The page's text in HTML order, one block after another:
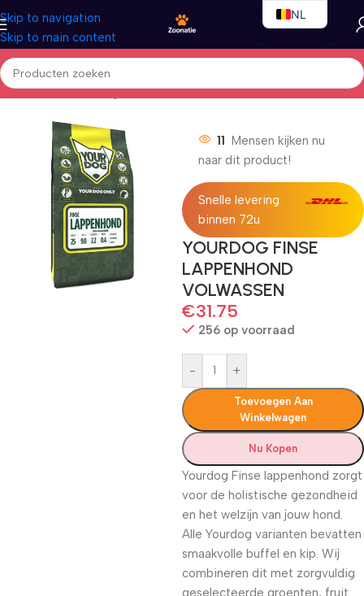
Skip to navigation
Skip to main content
Home/Honden/Droogvoer
11 Mensen kijken nu
naar dit product!
Snelle levering
binnen 72u
YOURDOG FINSE
LAPPENHOND
VOLWASSEN
€31.75
256 op voorraad
- +
Toevoegen Aan
Winkelwagen
Nu Kopen
Yourdog Finse lappenhond zorgt
voor de holistische gezondheid
en het welzijn van jouw hond.
Alle Yourdog varianten bevatten
smaakvolle buffel en kip. Wij
combineren dit met zorgvuldig
geselecteerde groenten, fruit
NL